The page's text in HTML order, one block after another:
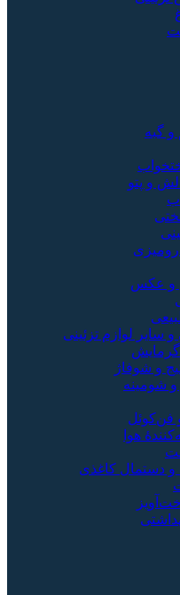
و گبه
و پتو
رومیزی
و عکس
سایر لوازم تزئینی
گرمایش
و شوفاژ
و شومینه
فن‌کوئل
هوا
و دستمال کاغذی